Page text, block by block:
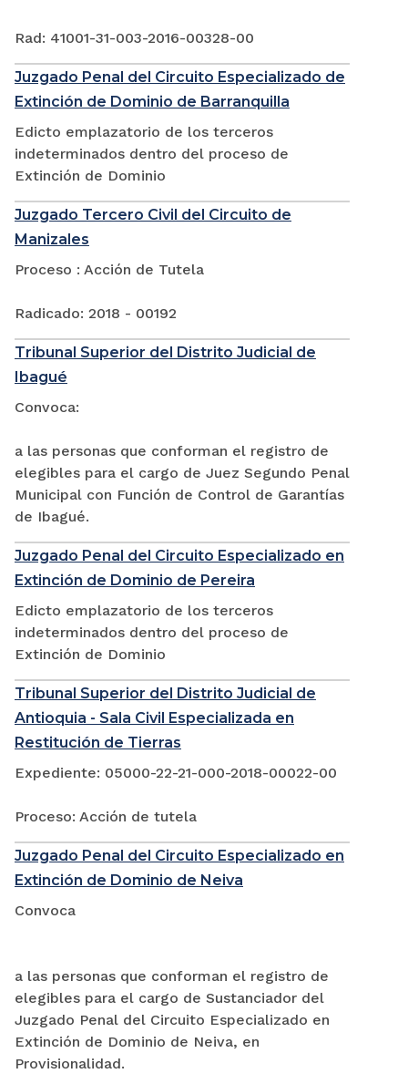
Rad: 41001-31-003-2016-00328-00
Juzgado Penal del Circuito Especializado de
Extinción de Dominio de Barranquilla
Edicto emplazatorio de los terceros
indeterminados dentro del proceso de
Extinción de Dominio
Juzgado Tercero Civil del Circuito de
Manizales
Proceso : Acción de Tutela
Radicado: 2018 - 00192
Tribunal Superior del Distrito Judicial de
Ibagué
Convoca:
a las personas que conforman el registro de
elegibles para el cargo de Juez Segundo Penal
Municipal con Función de Control de Garantías
de Ibagué.
Juzgado Penal del Circuito Especializado en
Extinción de Dominio de Pereira
Edicto emplazatorio de los terceros
indeterminados dentro del proceso de
Extinción de Dominio
Tribunal Superior del Distrito Judicial de
Antioquia - Sala Civil Especializada en
Restitución de Tierras
Expediente: 05000-22-21-000-2018-00022-00
Proceso: Acción de tutela
Juzgado Penal del Circuito Especializado en
Extinción de Dominio de Neiva
Convoca
a las personas que conforman el registro de
elegibles para el cargo de Sustanciador del
Juzgado Penal del Circuito Especializado en
Extinción de Dominio de Neiva, en
Provisionalidad.